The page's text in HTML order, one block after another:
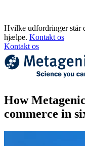
Hvilke udfordringer står
hjælpe. Kontakt os
Kontakt os
How
commerce in